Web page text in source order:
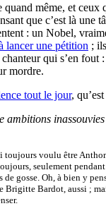
même, et ceux
que c’est là une
: un Nobel,
lancer une pétition ;
qui s’en fout
mordre.
tout le jour,
ambitions
toujours voulu être
seulement
de gosse. Oh, à bien y
Brigitte Bardot, aussi ;